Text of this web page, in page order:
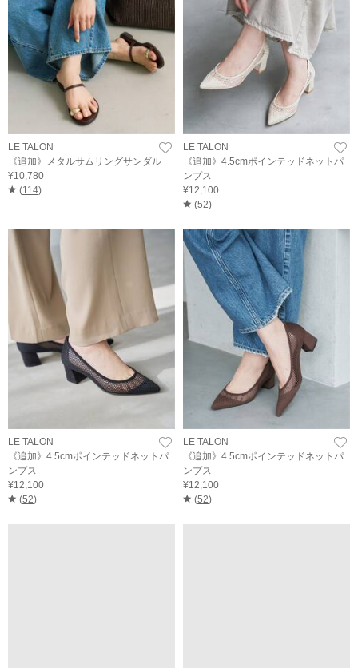
LE TALON
《追加》メタルサムリングサンダル
¥10,780
(114)
LE TALON
《追加》4.5cmポインテッドネットパ
ンプス
¥12,100
(52)
LE TALON
《追加》4.5cmポインテッドネットパ
ンプス
¥12,100
(52)
LE TALON
《追加》4.5cmポインテッドネットパ
ンプス
¥12,100
(52)